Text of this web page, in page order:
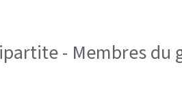
- Membres du